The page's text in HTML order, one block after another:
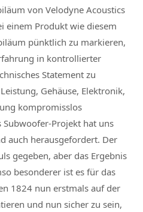
von Velodyne Acoustics
einem Produkt wie diesem
pünktlich zu markieren,
in kontrollierter
Statement zu
Gehäuse, Elektronik,
kompromisslos
Projekt hat uns
auch herausgefordert. Der
gegeben, aber das Ergebnis
besonderer ist es für das
1824 nun erstmals auf der
und nun sicher zu sein,